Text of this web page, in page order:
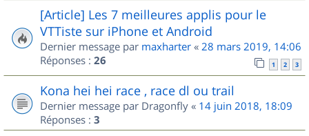
[Article] Les 7 meilleures applis pour le
VTTiste sur iPhone et Android
Dernier message par maxharter « 28 mars 2019, 14:06
Réponses : 26 1 2 3
Kona hei hei race , race dl ou trail
Dernier message par Dragonfly « 14 juin 2018, 18:09
Réponses : 3